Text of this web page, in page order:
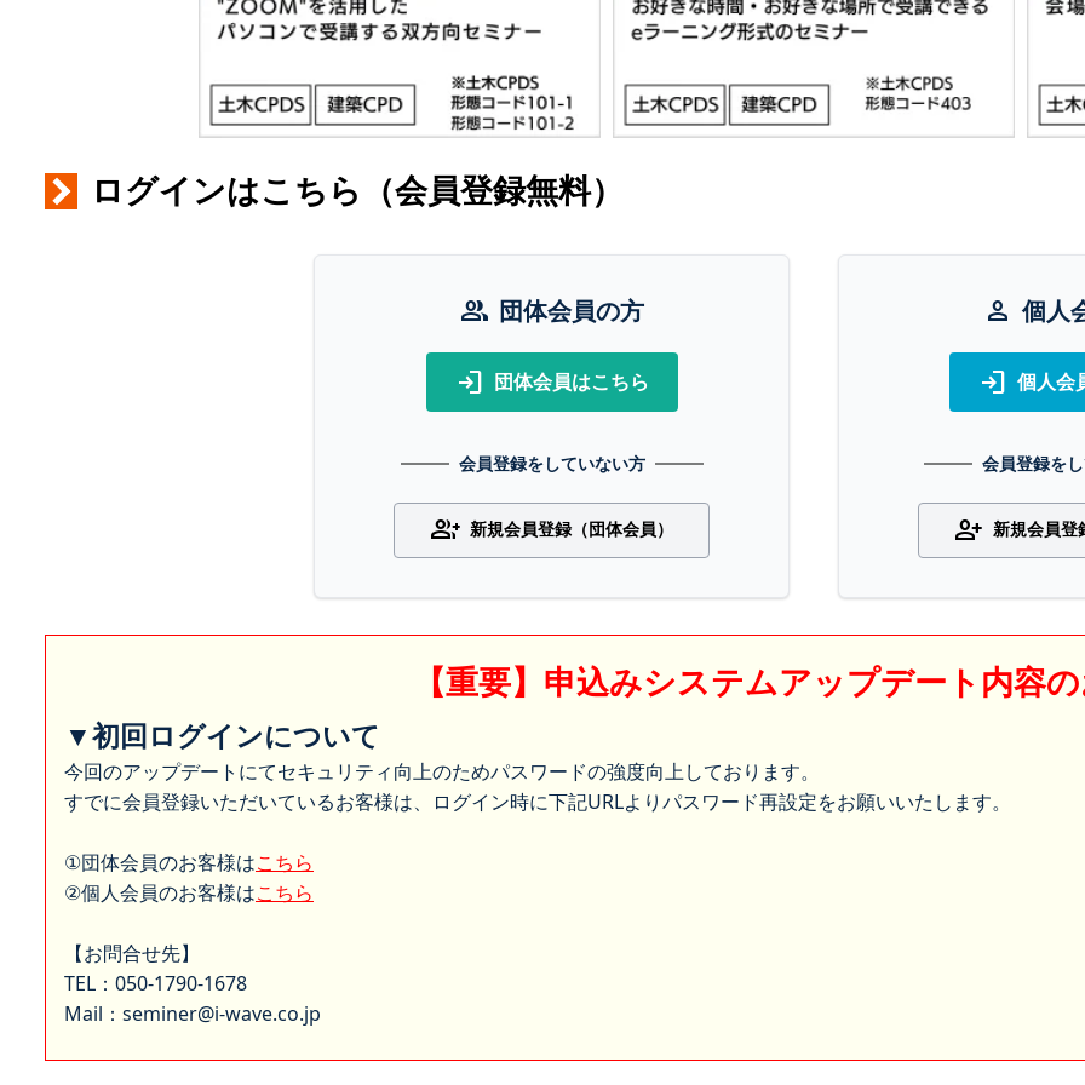
ログインはこちら（会員登録無料）
group 団体会員の方
login 団体会員はこちら
会員登録をしていない方
group_add 新規会員登録（団体会員）
person 個人
login 個人会
会員登録を
person_add 新規会員登
【重要】申込みシステムアップデート内容
▼初回ログインについて
今回のアップデートにてセキュリティ向上のためパスワードの強度向上しております。
すでに会員登録いただいているお客様は、ログイン時に下記URLよりパスワード再設定をお願いいたします。
①団体会員のお客様はこちら
②個人会員のお客様はこちら
【お問合せ先】
TEL：050-1790-1678
Mail：seminer@i-wave.co.jp